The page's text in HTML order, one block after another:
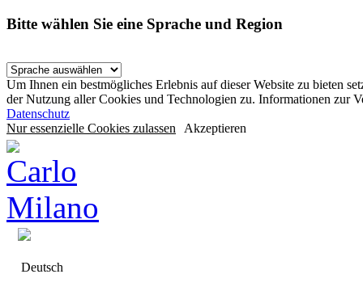
Bitte wählen Sie eine Sprache und Region
Um Ihnen ein bestmögliches Erlebnis auf dieser Website zu bieten
der Nutzung aller Cookies und Technologien zu. Informationen zur
Datenschutz
Nur essenzielle Cookies zulassen Akzeptieren
Deutsch